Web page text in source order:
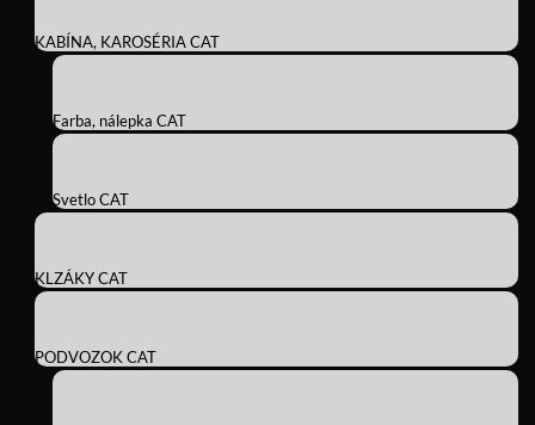
KABÍNA, KAROSÉRIA CAT
Farba, nálepka CAT
Svetlo CAT
KLZÁKY CAT
PODVOZOK CAT